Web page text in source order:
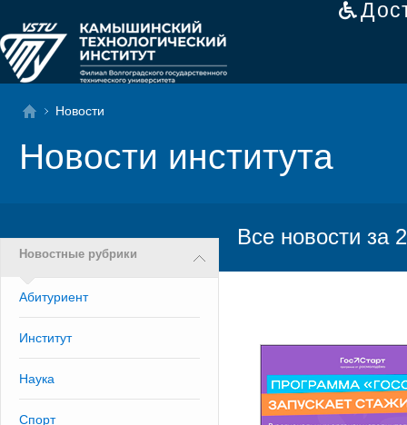
Новости
Новости института
Новостные рубрики
Абитуриент
Институт
Наука
Спорт
Все новости за